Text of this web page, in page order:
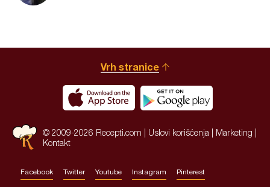
Vrh stranice
© 2009-2026 Recepti.com | Uslovi korišćenja Marketing
Kontakt
Facebook Twitter Youtube Instagram Pinterest